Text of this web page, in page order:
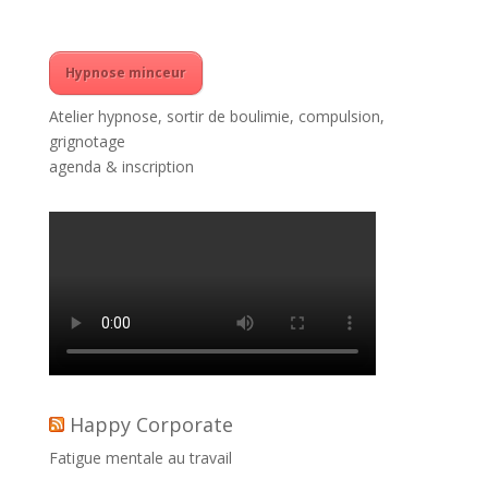
Hypnose minceur
Atelier hypnose, sortir de boulimie, compulsion,
grignotage
agenda & inscription
Happy Corporate
Fatigue mentale au travail